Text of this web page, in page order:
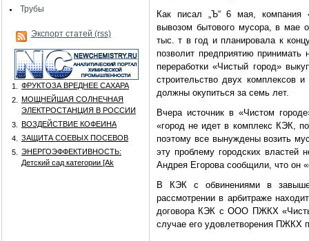
Трубы
Экспорт статей (rss)
1.
ФРУКТОЗА ВРЕДНЕЕ САХАРА
2.
МОЩНЕЙШАЯ СОЛНЕЧНАЯ
ЭЛЕКТРОСТАНЦИЯ В РОССИИ
3.
ВОЗДЕЙСТВИЕ КОФЕИНА
4.
ЗАЩИТА СОЕВЫХ ПОСЕВОВ
5.
ЭНЕРГОЭФФЕКТИВНОСТЬ:
Детский сад категории [Аk
Как писал „Ъ“ 6 мая, компания
вывозом бытового мусора, в мае
тыс. т в год и планировала к
позволит предприятию
переработки «Чистый город»
строительство двух комплексов
должны окупиться за семь лет.
Вчера источник в «Чистом
«город не идет в комплекс КЭК,
поэтому все вынуждены возить
эту проблему городских
Андрея Егорова сообщили, что он
В КЭК с обвинениями в
рассмотрении в арбитраже
договора КЭК с ООО ПЖКХ
случае его удовлетворения ПЖКХ